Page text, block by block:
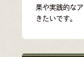
果や実践的な
きたいです。